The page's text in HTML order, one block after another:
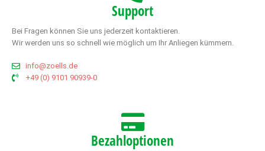
Support
Bei Fragen können Sie uns jederzeit kontaktieren.
Wir werden uns so schnell wie möglich um Ihr Anliegen kümmern.
info@zoells.de
+49 (0) 9101 90939-0
Bezahloptionen